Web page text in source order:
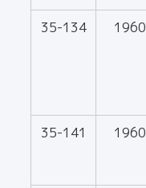
35-134 1960
35-141 1960